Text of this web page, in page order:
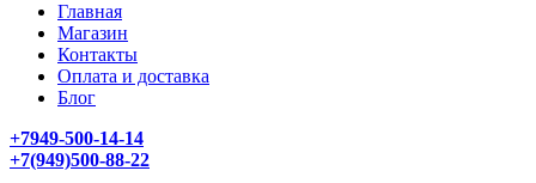
Главная
Магазин
Контакты
Оплата и доставка
Блог
+7949-500-14-14
+7(949)500-88-22